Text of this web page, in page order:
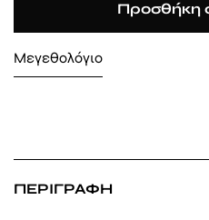
Προσθήκη
Μεγεθολόγιο
ΠΕΡΙΓΡΑΦΉ